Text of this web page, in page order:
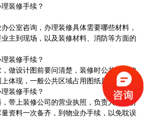
装修手续？
公室咨询，办理装修具体需要哪些材料，
主到现场，以及装修材料、消防等方面的
装修手续？
做设计图前要问清楚，装修时公共区域的
体现，一般公共区域占用图纸是通不过的
装修手续？
带上装修公司的营业执照，负责人的身份
资料一次备齐，到物业办手续，以免耽误